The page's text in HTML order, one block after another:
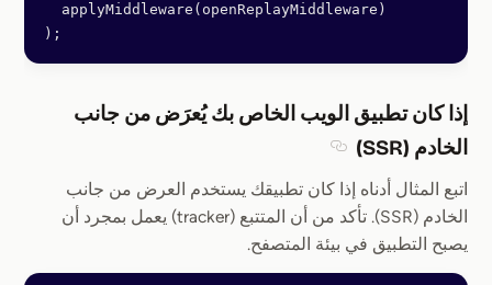
  applyMiddleware(openReplayMiddleware)
);
إذا كان تطبيق الويب الخاص بك يُعرَض من جانب
الخادم (SSR)
اتبع المثال أدناه إذا كان تطبيقك يستخدم العرض من جانب
الخادم (SSR). تأكد من أن المتتبع (tracker) يعمل بمجرد أن
يصبح التطبيق في بيئة المتصفح.